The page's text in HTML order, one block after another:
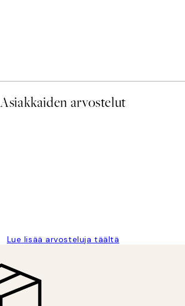
Asiakkaiden arvostelut
Lue lisää arvosteluja täältä